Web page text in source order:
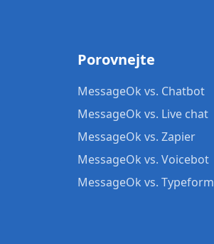
Porovnejte
MessageOk vs. Chatbot
MessageOk vs. Live chat
MessageOk vs. Zapier
MessageOk vs. Voicebot
MessageOk vs. Typeform